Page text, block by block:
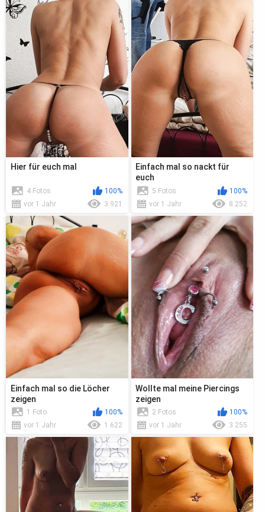
Hier für euch mal
4 Fotos
100%
vor 1 Jahr
3 921
Einfach mal so nackt für
euch
5 Fotos
100%
vor 1 Jahr
8 252
Einfach mal so die Löcher
zeigen
1 Foto
100%
vor 1 Jahr
1 622
Wollte mal meine Piercings
zeigen
2 Fotos
100%
vor 1 Jahr
3 255